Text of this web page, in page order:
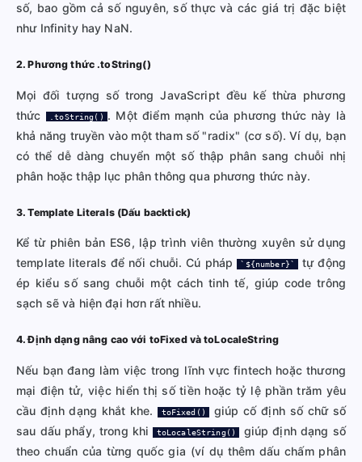
số, bao gồm cả số nguyên, số thực và các giá trị đặc biệt
như Infinity hay NaN.
2. Phương thức .toString()
Mọi đối tượng số trong JavaScript đều kế thừa phương
thức
.toString()
. Một điểm mạnh của phương thức này là
khả năng truyền vào một tham số "radix" (cơ số). Ví dụ, bạn
có thể dễ dàng chuyển một số thập phân sang chuỗi nhị
phân hoặc thập lục phân thông qua phương thức này.
3. Template Literals (Dấu backtick)
Kể từ phiên bản ES6, lập trình viên thường xuyên sử dụng
template literals để nối chuỗi. Cú pháp
`${number}`
tự động
ép kiểu số sang chuỗi một cách tinh tế, giúp code trông
sạch sẽ và hiện đại hơn rất nhiều.
4. Định dạng nâng cao với toFixed và toLocaleString
Nếu bạn đang làm việc trong lĩnh vực fintech hoặc thương
mại điện tử, việc hiển thị số tiền hoặc tỷ lệ phần trăm yêu
cầu định dạng khắt khe. toFixed()
giúp cố định số chữ số
sau dấu phẩy, trong khi toLocaleString()
giúp định dạng số
theo chuẩn của từng quốc gia (ví dụ thêm dấu chấm phân